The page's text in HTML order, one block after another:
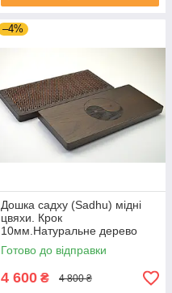
–4%
Дошка садху (Sadhu) мідні
цвяхи. Крок
10мм.Натуральне дерево
дуб. Від виробника. Дошка
для йоги для новачків .
Готово до відправки
4 600 ₴ 4 800 ₴